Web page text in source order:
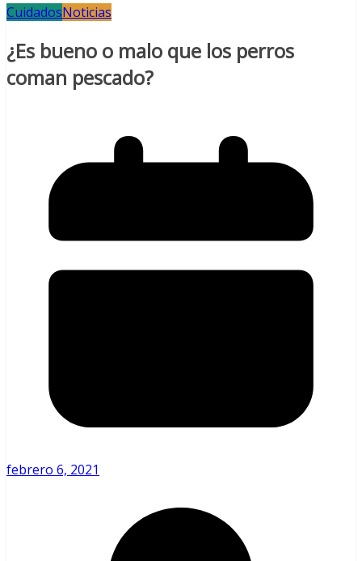
CuidadosNoticias
¿Es bueno o malo que los perros
coman pescado?
febrero 6, 2021